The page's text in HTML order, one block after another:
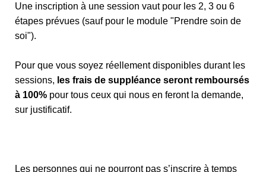
Une inscription à une session vaut pour les 2, 3 ou 6
étapes prévues (sauf pour le module "Prendre soin de
soi").
Pour que vous soyez réellement disponibles durant les
sessions, les frais de suppléance seront remboursés
à 100% pour tous ceux qui nous en feront la demande,
sur justificatif.
Les personnes qui ne pourront pas s’inscrire à temps